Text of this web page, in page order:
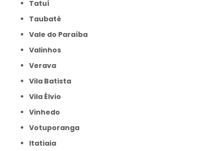
Tatuí
Taubaté
Vale do Paraíba
Valinhos
Verava
Vila Batista
Vila Élvio
Vinhedo
Votuporanga
itatiaia